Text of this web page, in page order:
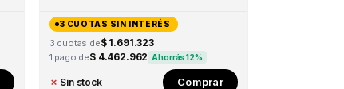
3 CUOTAS SIN INTERÉS
3 cuotas de$ 1.691.323
1 pago de$ 4.462.962 Ahorrás 12%
✗ Sin stock Comprar